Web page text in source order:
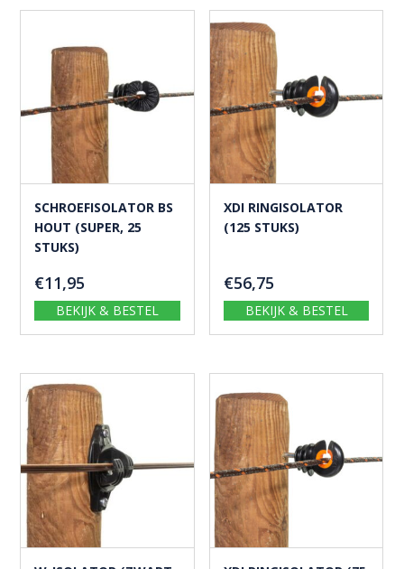
SCHROEFISOLATOR BS
HOUT (SUPER, 25
STUKS)
€11,95
BEKIJK & BESTEL
XDI RINGISOLATOR
(125 STUKS)
€56,75
BEKIJK & BESTEL